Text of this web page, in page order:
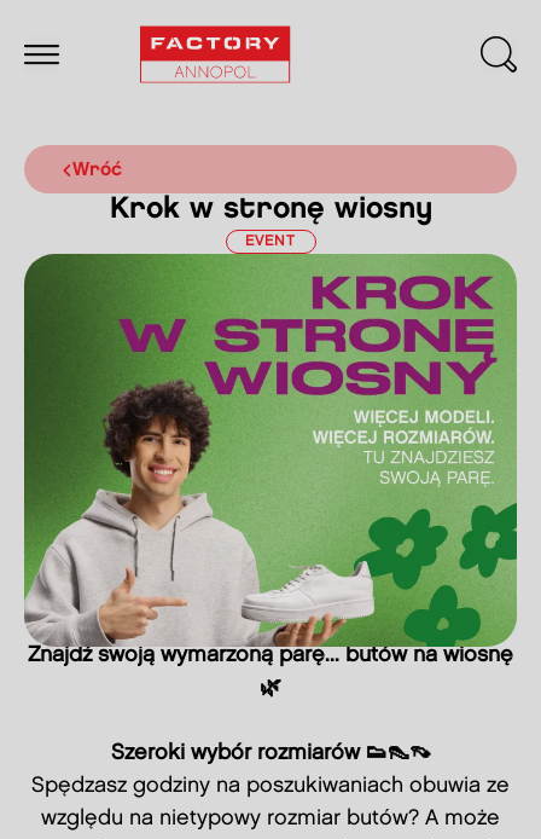
wróć
Krok w stronę wiosny
EVENT
Znajdź swoją wymarzoną parę... butów na wiosnę
🌿
Szeroki wybór rozmiarów 👟👠👡
Spędzasz godziny na poszukiwaniach obuwia ze
względu na nietypowy rozmiar butów? A może